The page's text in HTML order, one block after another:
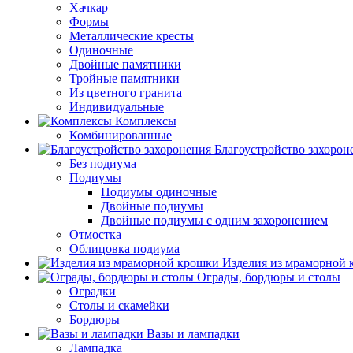
Хачкар
Формы
Металлические кресты
Одиночные
Двойные памятники
Тройные памятники
Из цветного гранита
Индивидуальные
Комплексы
Комбинированные
Благоустройство
Без подиума
Подиумы
Подиумы одиночные
Двойные подиумы
Двойные подиумы с одним захоронением
Отмостка
Облицовка подиума
Изделия из мраморной
Ограды, бордюры и столы
Оградки
Столы и скамейки
Бордюры
Вазы и лампадки
Лампадка